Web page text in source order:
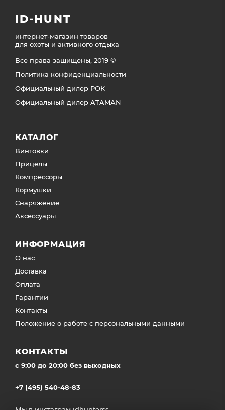
ID-HUNT
интернет-магазин товаров
для охоты и активного отдыха
Все права защищены, 2019 ©
Политика конфиденциальности
Официальный дилер РОК
Официальный дилер ATAMAN
КАТАЛОГ
Винтовки
Прицелы
Компрессоры
Кормушки
Снаряжение
Аксессуары
ИНФОРМАЦИЯ
О нас
Доставка
Оплата
Гарантии
Контакты
Положение о работе с персональными данными
КОНТАКТЫ
c 9:00 до 20:00 без выходных
+7 (495) 540-48-83